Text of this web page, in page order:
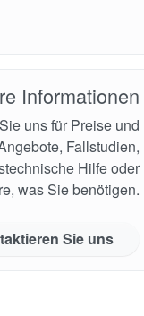
Informationen
uns für Preise und
Fallstudien,
Hilfe oder
was Sie benötigen.
Sie uns